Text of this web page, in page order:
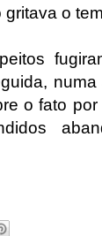
o
o fato